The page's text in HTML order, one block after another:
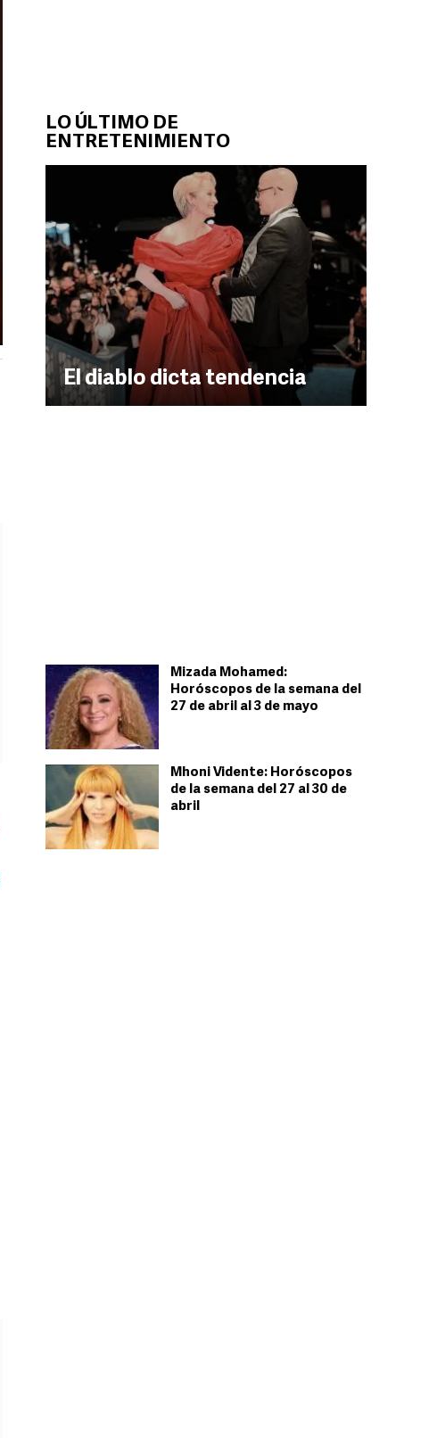
LO ÚLTIMO DE
ENTRETENIMIENTO
El diablo dicta tendencia
Mizada Mohamed:
Horóscopos de la semana del
27 de abril al 3 de mayo
Mhoni Vidente: Horóscopos
de la semana del 27 al 30 de
abril